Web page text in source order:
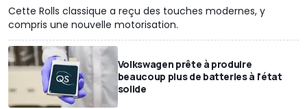
Cette Rolls classique a reçu des touches modernes, y
compris une nouvelle motorisation.
Volkswagen prête à produire
beaucoup plus de batteries à l'état
solide